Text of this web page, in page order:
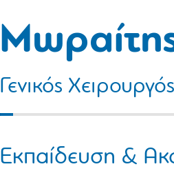
Γενικός Χειρουργός
Εκπαίδευση &